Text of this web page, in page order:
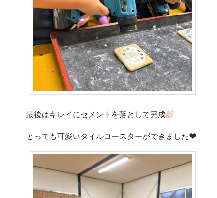
最後はキレイにセメントを落として完成
とっても可愛いタイルコースターができました♥️